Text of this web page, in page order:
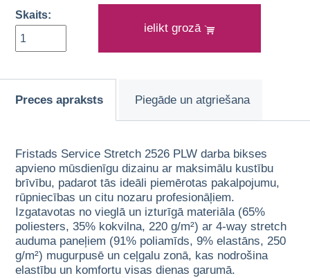
Skaits:
ielikt grozā
Preces apraksts Piegāde un atgriešana
Fristads Service Stretch 2526 PLW darba bikses
apvieno mūsdienīgu dizainu ar maksimālu kustību
brīvību, padarot tās ideāli piemērotas pakalpojumu,
rūpniecības un citu nozaru profesionāļiem.
Izgatavotas no vieglā un izturīgā materiāla (65%
poliesters, 35% kokvilna, 220 g/m²) ar 4-way stretch
auduma paneļiem (91% poliamīds, 9% elastāns, 250
g/m²) mugurpusē un ceļgalu zonā, kas nodrošina
elastību un komfortu visas dienas garumā.